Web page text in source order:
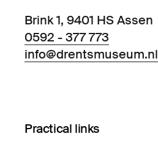
Brink 1, 9401 HS Assen
0592 - 377 773
info@drentsmuseum.nl
Practical links